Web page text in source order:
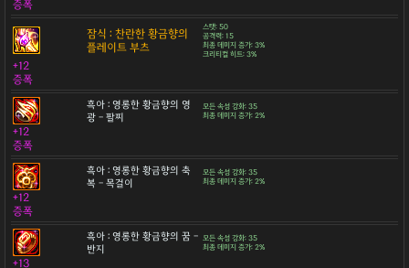
증폭
잠식 : 찬란한 황금향의
플레이트 부츠
스탯: 50
공격력: 15
최종 데미지 증가: 3%
크리티컬 히트: 3%
+12
증폭
흑아 : 영롱한 황금향의 영
광 - 팔찌
모든 속성 강화: 35
최종 데미지 증가: 2%
+12
증폭
흑아 : 영롱한 황금향의 축
복 - 목걸이
모든 속성 강화: 35
최종 데미지 증가: 2%
+12
증폭
흑아 : 영롱한 황금향의 꿈 -
반지
모든 속성 강화: 35
최종 데미지 증가: 2%
+13